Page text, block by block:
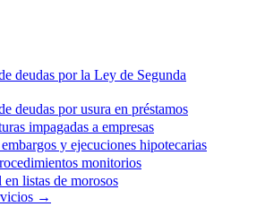
deudas por la Ley de Segunda
deudas por usura en préstamos
impagadas a empresas
y ejecuciones hipotecarias
monitorios
en listas de morosos
→